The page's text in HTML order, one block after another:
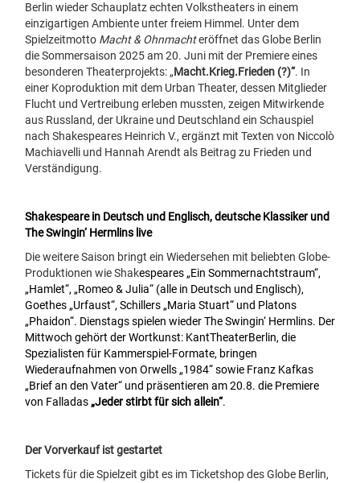
Berlin wieder Schauplatz echten Volkstheaters in einem
einzigartigen Ambiente unter freiem Himmel. Unter dem
Spielzeitmotto Macht & Ohnmachteröffnet dasGlobe Berlin
die Sommersaison 2025 am 20. Juni mit der Premiere eines
besonderen Theaterprojekts: „Macht.Krieg.Frieden (?)“. In
einer Koproduktion mit dem Urban Theater, dessen Mitglieder
Flucht und Vertreibung erleben mussten, zeigen Mitwirkende
aus Russland, der Ukraine und Deutschland ein Schauspiel
nach Shakespeares Heinrich V., ergänzt mit Texten von Niccolò
Machiavelli und Hannah Arendt als Beitrag zu Frieden und
Verständigung.
Shakespeare in Deutsch und Englisch, deutsche Klassiker und
The Swingin‘ Hermlins live
Die weitere Saison bringt ein Wiedersehen mit beliebten Globe-
Produktionen wie Shakespeares „Ein Sommernachtstraum“,
„Hamlet“, „Romeo & Julia“ (alle in Deutsch und Englisch),
Goethes „Urfaust“, Schillers „Maria Stuart“ und Platons
„Phaidon“. Dienstags spielen wieder The Swingin‘ Hermlins. Der
Mittwoch gehört der Wortkunst: KantTheaterBerlin, die
Spezialisten für Kammerspiel-Formate, bringen
Wiederaufnahmen von Orwells „1984“ sowie Franz Kafkas
„Brief an den Vater“ und präsentieren am 20.8. die Premiere
von Falladas„Jeder stirbt für sich allein“.
Der Vorverkauf ist gestartet
Tickets für die Spielzeit gibt es imTicketshop des Globe Berlin,